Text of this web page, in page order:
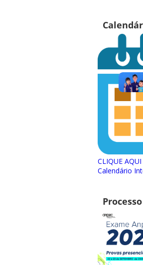
CLIQUE
Calendário